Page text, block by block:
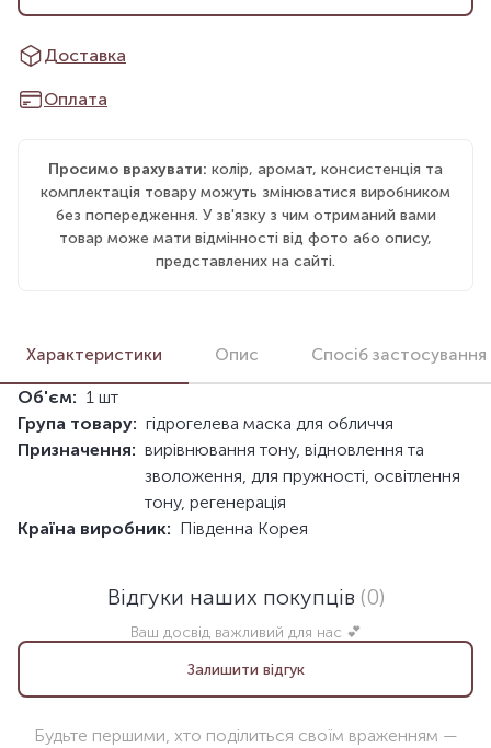
Доставка
Оплата
Просимо врахувати: колір, аромат, консистенція та
комплектація товару можуть змінюватися виробником
без попередження. У зв'язку з чим отриманий вами
товар може мати відмінності від фото або опису,
представлених на сайті.
Характеристики Опис Спосіб застосування
Об'єм: 1 шт
Група товару: гідрогелева маска для обличчя
Призначення: вирівнювання тону, відновлення та
зволоження, для пружності, освітлення
тону, регенерація
Країна виробник: Південна Корея
Відгуки наших покупців (0)
Ваш досвід важливий для нас 💕
Залишити відгук
Будьте першими, хто поділиться своїм враженням —